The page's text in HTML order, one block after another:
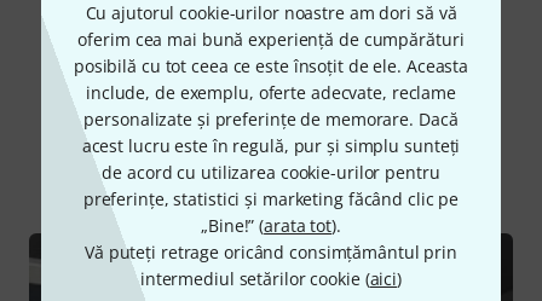
Cu ajutorul cookie-urilor noastre am dori să vă
oferim cea mai bună experiență de cumpărături
posibilă cu tot ceea ce este însoțit de ele. Aceasta
include, de exemplu, oferte adecvate, reclame
personalizate și preferințe de memorare. Dacă
acest lucru este în regulă, pur și simplu sunteți
de acord cu utilizarea cookie-urilor pentru
preferințe, statistici și marketing făcând clic pe
„Bine!” (arata tot).
Vă puteți retrage oricând consimțământul prin
intermediul setărilor cookie (aici)
Știați că?
Toate Ghid Online Descărcări